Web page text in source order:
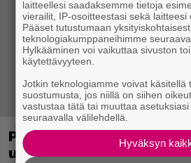
PS1-ajan
uudistettuna
laitteellesi saadaksemme tietoja
vierailit, IP-osoitteestasi sekä laitteesi
Pääset tutustumaan
teknologiakumppaneihimme
Hylkääminen voi vaikuttaa sivuston
käytettävyyteen.
Jotkin teknologiamme voivat käsitellä
suostumusta, jos niillä on siihen
vastustaa tätä tai muuttaa
seuraavalla välilehdellä.
Hyväksyn